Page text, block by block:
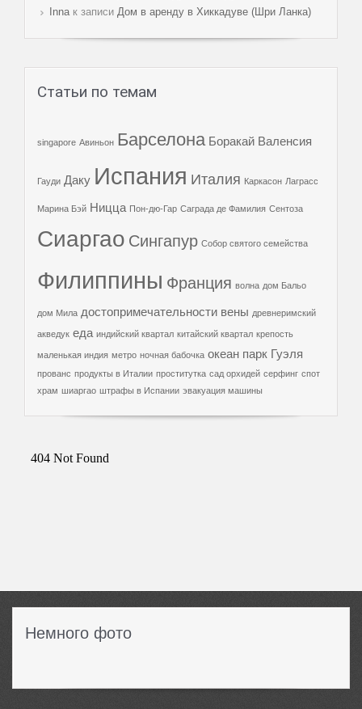
Innа к записи Дом в аренду в Хиккадуве (Шри Ланка)
Статьи по темам
singapore Авиньон Барселона Боракай Валенсия
Гауди Даку Испания Италия Каркасон Лаграсс
Марина Бэй Ницца Пон-дю-Гар Саграда де Фамилия Сентоза
Сиаргао Сингапур Собор святого семейства
Филиппины Франция волна дом Бальо
дом Мила достопримечательности вены древнеримский
акведук еда индийский квартал китайский квартал крепость
маленькая индия метро ночная бабочка океан парк Гуэля
прованс продукты в Италии проститутка сад орхидей серфинг спот
храм шиаргао штрафы в Испании эвакуация машины
Немного фото